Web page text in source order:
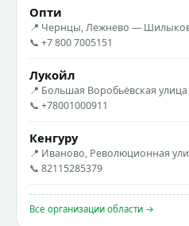
Опти
📍 Чернцы, Лежнево —
📞 +7 800 7005151
Лукойл
📍 Большая Воробьёвская улица
📞 +78001000911
Кенгуру
📍 Иваново, Революционная
📞 82115285379
Все организации области →